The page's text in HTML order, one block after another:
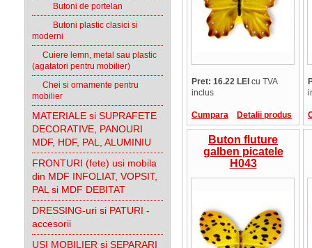
Butoni de portelan
Butoni plastic clasici si
moderni
Cuiere lemn, metal sau plastic
(agatatori pentru mobilier)
Chei si ornamente pentru
mobilier
MATERIALE si SUPRAFETE
DECORATIVE, PANOURI
MDF, HDF, PAL, ALUMINIU
FRONTURI (fete) usi mobila
din MDF INFOLIAT, VOPSIT,
PAL si MDF DEBITAT
DRESSING-uri si PATURI -
accesorii
USI MOBILIER si SEPARARI
Pret: 16.22 LEI cu TVA
inclus
Cumpara Detalii produs
Buton fluture
galben picatele
H043